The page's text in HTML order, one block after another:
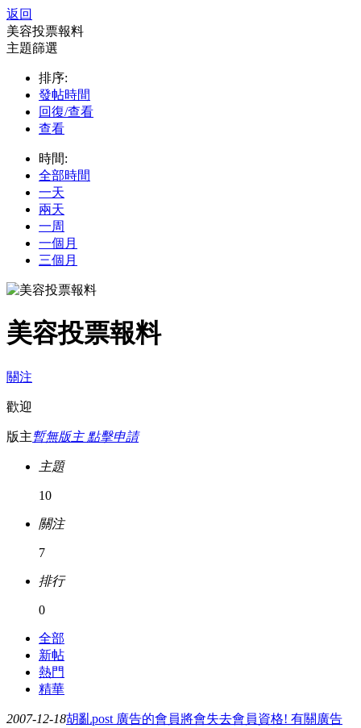
返回
美容投票報料
主題篩選
排序:
發帖時間
回復/查看
查看
時間:
全部時間
一天
兩天
一周
一個月
三個月
美容投票報料
關注
歡迎
版主暫無版主 點擊申請
主題
10
關注
7
排行
0
全部
新帖
熱門
精華
2007-12-18胡亂post 廣告的會員將會失去會員資格! 有關廣告